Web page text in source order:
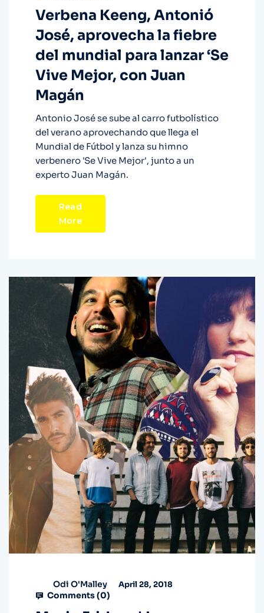
Verbena Keeng, Antonió
José, aprovecha la fiebre
del mundial para lanzar ‘Se
Vive Mejor, con Juan
Magán
Antonio José se sube al carro futbolístico
del verano aprovechando que llega el
Mundial de Fútbol y lanza su himno
verbenero 'Se Vive Mejor', junto a un
experto Juan Magán.
Read
More
Odi O'Malley April 28, 2018
Comments (0)